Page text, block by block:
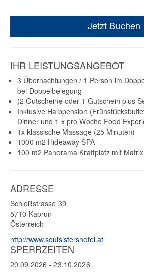
Jetzt Buchen
IHR LEISTUNGSANGEBOT
3 Übernachtungen / 1 Person im
bei Doppelbelegung
(2 Gutscheine oder 1 Gutschein plus
Inklusive Halbpension
Dinner und 1 x pro Woche Food
1x klassische Massage (25 Minuten)
1000 m2 Hideaway SPA
100 m2 Panorama Kraftplatz mit
ADRESSE
Schloßstrasse 39
5710 Kaprun
Österreich
http://www.soulsistershotel.at
SPERRZEITEN
20.09.2026 - 23.10.2026